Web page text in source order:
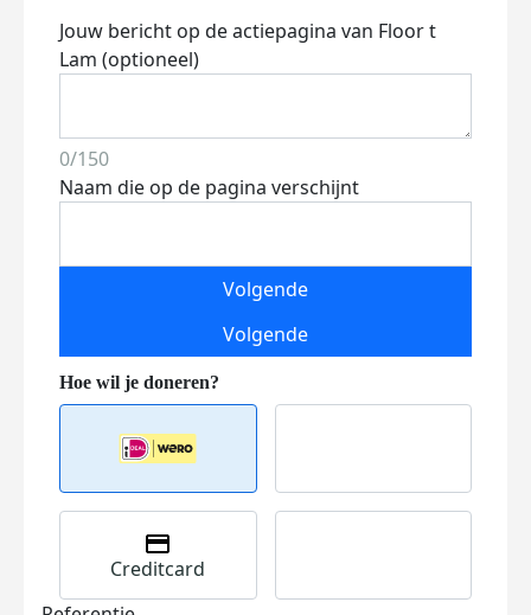
Jouw bericht op de actiepagina van Floor t
Lam (optioneel)
0/150
Naam die op de pagina verschijnt
Volgende
Volgende
Creditcard